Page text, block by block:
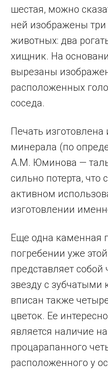
шестая, можно
ней изображены три
животных: два
хищник. На
вырезаны
расположенных
соседа.
Печать изготовлена
минерала (по
А.М. Юминова —
сильно потерта, что
активном
изготовлении
Еще одна каменная
погребении уже
представляет
звезду с зубчатыми
вписан также
цветок. Ее
является наличие
процарапанного
расположенного у